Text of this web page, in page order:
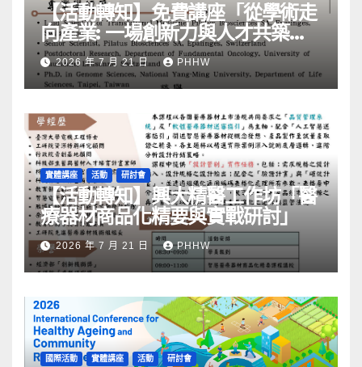
【活動轉知】免費講座「從學術走
向產業: ⼀場創新力與⼈才共築的
旅程」
2026 年 7 月 21 日 PHHW
實體講座 活動 研討會
【活動轉知】興大精醫工作坊「醫
療器材商品化精要與實戰研討」
2026 年 7 月 21 日 PHHW
國際活動 實體講座 活動 研討會